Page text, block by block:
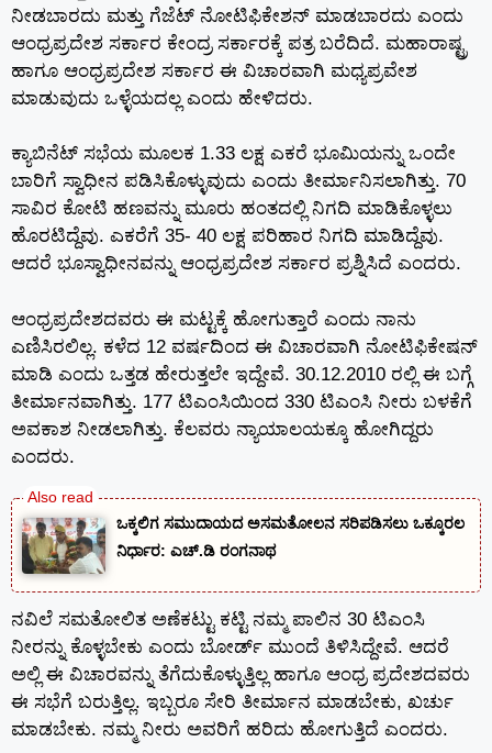
ನೀಡಬಾರದು ಮತ್ತು ಗೆಜೆಟ್ ನೋಟಿಫಿಕೇಶನ್ ಮಾಡಬಾರದು ಎಂದು
ಆಂಧ್ರಪ್ರದೇಶ ಸರ್ಕಾರ ಕೇಂದ್ರ ಸರ್ಕಾರಕ್ಕೆ ಪತ್ರ ಬರೆದಿದೆ. ಮಹಾರಾಷ್ಟ್ರ
ಹಾಗೂ ಆಂಧ್ರಪ್ರದೇಶ ಸರ್ಕಾರ ಈ ವಿಚಾರವಾಗಿ ಮಧ್ಯಪ್ರವೇಶ
ಮಾಡುವುದು ಒಳ್ಳೆಯದಲ್ಲ ಎಂದು ಹೇಳಿದರು.
ಕ್ಯಾಬಿನೆಟ್ ಸಭೆಯ ಮೂಲಕ 1.33 ಲಕ್ಷ ಎಕರೆ ಭೂಮಿಯನ್ನು ಒಂದೇ
ಬಾರಿಗೆ ಸ್ವಾಧೀನ ಪಡಿಸಿಕೊಳ್ಳುವುದು ಎಂದು ತೀರ್ಮಾನಿಸಲಾಗಿತ್ತು. 70
ಸಾವಿರ ಕೋಟಿ ಹಣವನ್ನು ಮೂರು ಹಂತದಲ್ಲಿ ನಿಗದಿ ಮಾಡಿಕೊಳ್ಳಲು
ಹೊರಟಿದ್ದೆವು. ಎಕರೆಗೆ 35- 40 ಲಕ್ಷ ಪರಿಹಾರ ನಿಗದಿ ಮಾಡಿದ್ದೆವು.
ಆದರೆ ಭೂಸ್ವಾಧೀನವನ್ನು ಆಂಧ್ರಪ್ರದೇಶ ಸರ್ಕಾರ ಪ್ರಶ್ನಿಸಿದೆ ಎಂದರು.
ಆಂಧ್ರಪ್ರದೇಶದವರು ಈ ಮಟ್ಟಕ್ಕೆ ಹೋಗುತ್ತಾರೆ ಎಂದು ನಾನು
ಎಣಿಸಿರಲಿಲ್ಲ‌. ಕಳೆದ 12 ವರ್ಷದಿಂದ ಈ ವಿಚಾರವಾಗಿ ನೋಟಿಫಿಕೇಷನ್
ಮಾಡಿ ಎಂದು ಒತ್ತಡ ಹೇರುತ್ತಲೇ ಇದ್ದೇವೆ. 30.12.2010 ರಲ್ಲಿ ಈ ಬಗ್ಗೆ
ತೀರ್ಮಾನವಾಗಿತ್ತು. 177 ಟಿಎಂಸಿಯಿಂದ 330 ಟಿಎಂಸಿ ನೀರು ಬಳಕೆಗೆ
ಅವಕಾಶ ನೀಡಲಾಗಿತ್ತು. ಕೆಲವರು ನ್ಯಾಯಾಲಯಕ್ಕೂ ಹೋಗಿದ್ದರು
ಎಂದರು.
ಒಕ್ಕಲಿಗ ಸಮುದಾಯದ ಅಸಮತೋಲನ ಸರಿಪಡಿಸಲು ಒಕ್ಕೂರಲ
ನಿರ್ಧಾರ: ಎಚ್.ಡಿ ರಂಗನಾಥ
ನವಿಲೆ ಸಮತೋಲಿತ ಅಣೆಕಟ್ಟು ‌ಕಟ್ಟಿ ನಮ್ಮ ಪಾಲಿನ 30 ಟಿಎಂಸಿ
ನೀರನ್ನು ಕೊಳ್ಳಬೇಕು ಎಂದು ಬೋರ್ಡ್ ಮುಂದೆ ತಿಳಿಸಿದ್ದೇವೆ. ಆದರೆ
ಅಲ್ಲಿ ಈ ವಿಚಾರವನ್ನು ತೆಗೆದುಕೊಳ್ಳುತ್ತಿಲ್ಲ ಹಾಗೂ ಆಂಧ್ರ ಪ್ರದೇಶದವರು
ಈ ಸಭೆಗೆ ಬರುತ್ತಿಲ್ಲ. ಇಬ್ಬರೂ ಸೇರಿ ತೀರ್ಮಾನ ಮಾಡಬೇಕು, ಖರ್ಚು
ಮಾಡಬೇಕು. ನಮ್ಮ‌ ನೀರು ಅವರಿಗೆ ಹರಿದು ಹೋಗುತ್ತಿದೆ ಎಂದರು.